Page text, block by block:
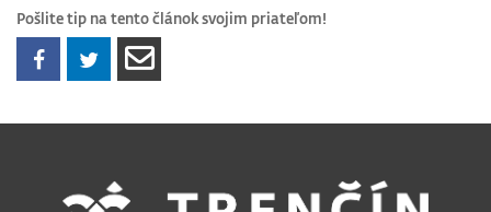
Pošlite tip na tento článok svojim priateľom!